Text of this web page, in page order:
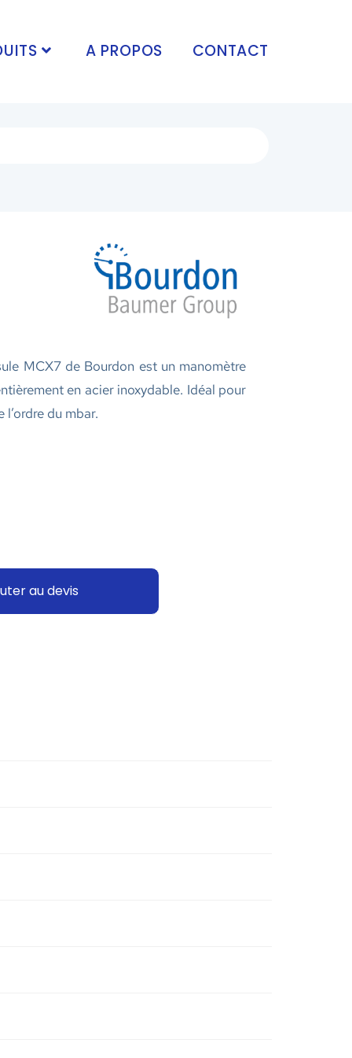
A PROPOS CONTACT
MCX7 de Bourdon est un manomètre
en acier inoxydable. Idéal pour
du mbar.
au devis